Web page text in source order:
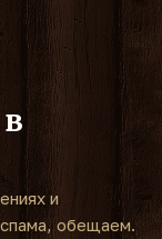
и
обещаем.